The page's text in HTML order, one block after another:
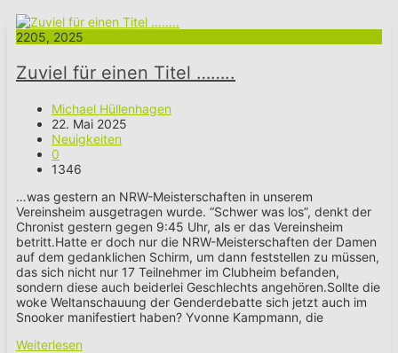
2205, 2025
Zuviel für einen Titel ……..
Michael Hüllenhagen
22. Mai 2025
Neuigkeiten
0
1346
…was gestern an NRW-Meisterschaften in unserem
Vereinsheim ausgetragen wurde. “Schwer was los”, denkt der
Chronist gestern gegen 9:45 Uhr, als er das Vereinsheim
betritt.Hatte er doch nur die NRW-Meisterschaften der Damen
auf dem gedanklichen Schirm, um dann feststellen zu müssen,
das sich nicht nur 17 Teilnehmer im Clubheim befanden,
sondern diese auch beiderlei Geschlechts angehören.Sollte die
woke Weltanschauung der Genderdebatte sich jetzt auch im
Snooker manifestiert haben? Yvonne Kampmann, die
Weiterlesen